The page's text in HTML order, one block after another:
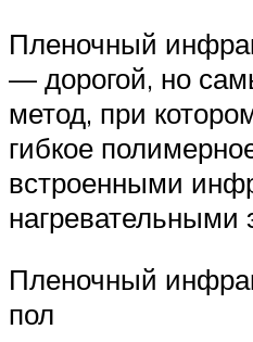
Пленочный
— дорогой, но
метод, при
гибкое
встроенными
нагревательными
Пленочный
пол